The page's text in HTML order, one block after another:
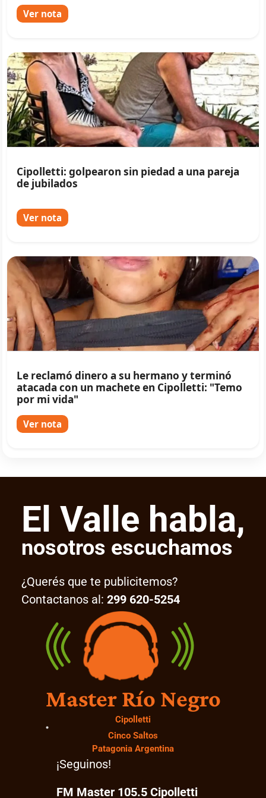
Ver nota
Cipolletti: golpearon sin piedad a una pareja
de jubilados
Ver nota
Le reclamó dinero a su hermano y terminó
atacada con un machete en Cipolletti: "Temo
por mi vida"
Ver nota
El Valle habla,
nosotros escuchamos
¿Querés que te publicitemos?
Contactanos al: 299 620-5254
Master Río Negro
Cipolletti
Cinco Saltos
Patagonia Argentina
¡Seguinos!
FM Master 105.5 Cipolletti